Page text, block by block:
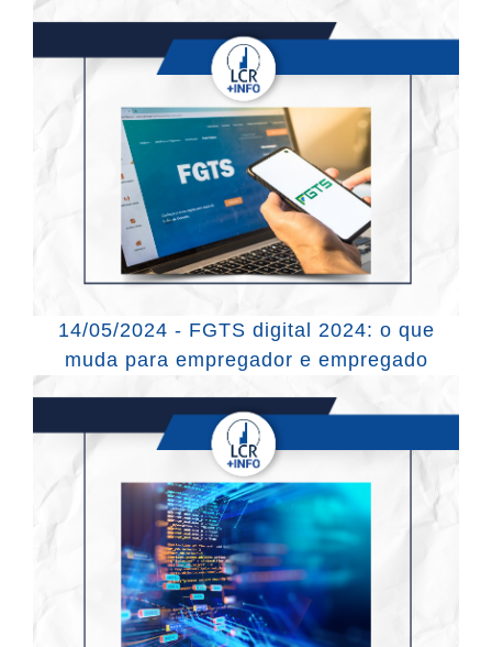
14/05/2024 - FGTS digital 2024: o que
muda para empregador e empregado